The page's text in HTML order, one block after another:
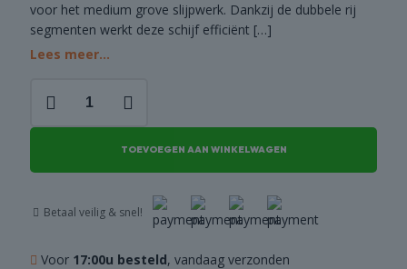
voor het medium grove slijpwerk. Dankzij de dubbele rij
segmenten werkt deze schijf efficiënt […]
Lees meer...
Cyclone
-
aantal
TOEVOEGEN AAN WINKELWAGEN
Betaal veilig & snel!
Voor 17:00u besteld, vandaag verzonden